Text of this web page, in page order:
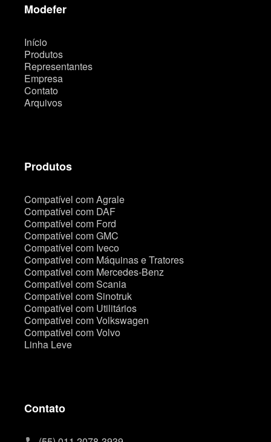
Modefer
Início
Produtos
Representantes
Empresa
Contato
Arquivos
Produtos
Compatível com Agrale
Compatível com DAF
Compatível com Ford
Compatível com GMC
Compatível com Iveco
Compatível com Máquinas e Tratores
Compatível com Mercedes-Benz
Compatível com Scania
Compatível com Sinotruk
Compatível com Utilitários
Compatível com Volkswagen
Compatível com Volvo
Linha Leve
Contato